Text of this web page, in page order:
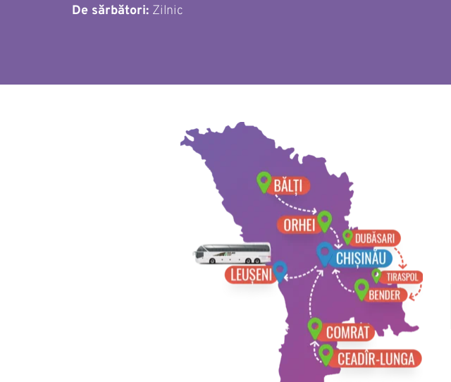
De sărbători: Zilnic